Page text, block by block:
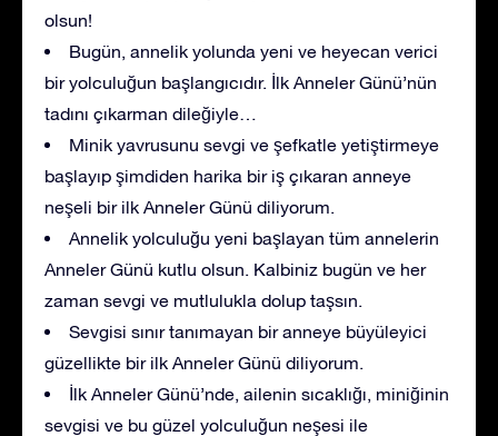
olsun!
Bugün, annelik yolunda yeni ve heyecan verici
bir yolculuğun başlangıcıdır. İlk Anneler Günü’nün
tadını çıkarman dileğiyle…
Minik yavrusunu sevgi ve şefkatle yetiştirmeye
başlayıp şimdiden harika bir iş çıkaran anneye
neşeli bir ilk Anneler Günü diliyorum.
Annelik yolculuğu yeni başlayan tüm annelerin
Anneler Günü kutlu olsun. Kalbiniz bugün ve her
zaman sevgi ve mutlulukla dolup taşsın.
Sevgisi sınır tanımayan bir anneye büyüleyici
güzellikte bir ilk Anneler Günü diliyorum.
İlk Anneler Günü’nde, ailenin sıcaklığı, miniğinin
sevgisi ve bu güzel yolculuğun neşesi ile